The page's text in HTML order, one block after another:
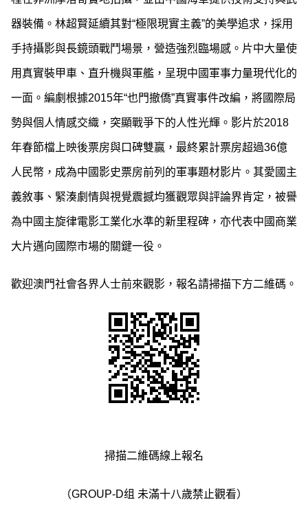
器裝備。林超賢延續其對“極限現實主義”的美學追求，採用
手持攝影與長鏡頭戰鬥場景，營造強烈臨場感。片中大量使
用真實裝甲車、直升機與軍艦，呈現中國軍事力量現代化的
一面。編劇根據2015年“也門撤僑”真實事件改編，將國際局
勢與個人情感交織，突顯戰爭下的人性光輝。影片於2018
年春節檔上映後票房與口碑雙贏，最終累計票房超過36億
人民幣，成為中國影史票房前列的軍事題材影片。其愛國主
義敘事、緊湊劇情與視覺震撼均獲觀眾與評論界肯定，被譽
為中國主旋律電影工業化水準的新里程碑，亦代表中國商業
大片邁向國際市場的關鍵一役。
歡迎澳門社會各界人士前來觀影，報名請掃描下方二維碼。
掃描二維碼線上報名
（GROUP-D组 未滿十八歲禁止觀看）